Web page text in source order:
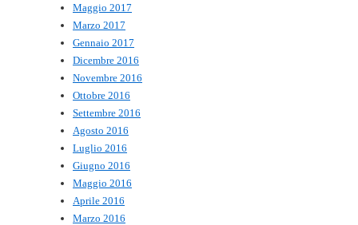
Maggio 2017
Marzo 2017
Gennaio 2017
Dicembre 2016
Novembre 2016
Ottobre 2016
Settembre 2016
Agosto 2016
Luglio 2016
Giugno 2016
Maggio 2016
Aprile 2016
Marzo 2016